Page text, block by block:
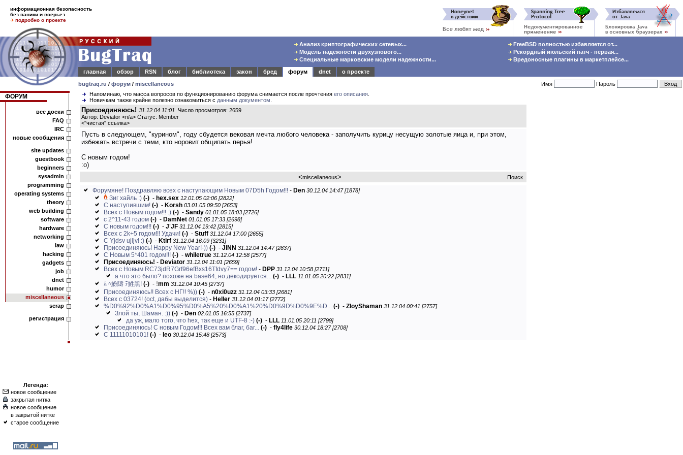
информационная безопасность
без паники и всерьез
подробно о проекте
Анализ криптографических сетевых...
Модель надежности двухузлового...
Специальные марковские модели надежности...
FreeBSD полностью избавляется от...
Рекордный июльский патч - первая...
Вредоносные плагины в маркетплейсе...
главная
обзор RSN блог библиотека закон бред форум dnet
о проекте
bugtraq.ru / форум / miscellaneous Имя Пароль
ФОРУМ
все доски
FAQ
IRC
новые сообщения
site updates
guestbook
beginners
sysadmin
programming
operating systems
theory
web building
software
hardware
networking
law
hacking
gadgets
job
dnet
humor
miscellaneous
scrap
регистрация
Легенда:
новое сообщение
закрытая нитка
новое сообщение
в закрытой нитке
старое сообщение
Напоминаю, что масса вопросов по функционированию форума снимается после прочтения его описания
Новичкам также крайне полезно ознакомиться с данным документом
Присоединяюсь! 31.12.04 11:01 Число просмотров: 2659
Автор: Deviator <n/a> Статус: Member
<"чистая" ссылка>
Пусть в следующем, "курином", году сбудется вековая мечта любого человека - заполучить курицу несущую золотые яица и, при этом,
избежать встречи с теми, кто норовит общипать перья!
С новым годом!
:о)
<miscellaneous> Поиск
Форумяне! Поздравляю всех с наступающим Новым 07D5h Годом!!! - Den 30.12.04 14:47 [1878]
Зиг хайль :) (-) - hex.sex 12.01.05 02:06 [2822]
С наступившим! (-) - Korsh 03.01.05 09:50 [2653]
Всех с Новым годом!!! :) (-) - Sandy 01.01.05 18:03 [2726]
с 2^11-43 годом (-) - DamNet 01.01.05 17:33 [2698]
С новым годом!!! (-) - J'JF 31.12.04 19:42 [2815]
Всех с 2k+5 годом!!! Удачи! (-) - Stuff 31.12.04 17:00 [2655]
C Yjdsv ujljv! :) (-) - Ktirf 31.12.04 16:09 [3231]
Присоединяюсь! Happy New Year!-)) (-) - JINN 31.12.04 14:47 [2837]
C Новым 5*401 годом!!! (-) - whiletrue 31.12.04 12:58 [2577]
Присоединяюсь! - Deviator 31.12.04 11:01 [2659]
Всех с Новым RC73jdR7Grf96efBxs16Tfdvy7== годом! - DPP 31.12.04 10:58 [2711]
а что это было? похоже на base64, но декодируется... (-) - LLL 11.01.05 20:22 [2831]
ﾑ ﾍ魵隯 ﾃ鮏黑! (-) - !mm 31.12.04 10:45 [2737]
Присоединяюсь!! Всех с НГ!! %)) (-) - n0xi0uzz 31.12.04 03:33 [2681]
Всех с 03724! (oct, дабы выделится) - Heller 31.12.04 01:17 [2772]
%D0%92%D0%A1%D0%95%D0%A5%20%D0%A1%20%D0%9D%D0%9E%D... (-) - ZloyShaman 31.12.04 00:41 [2757]
Злой ты, Шаман. :)) (-) - Den 02.01.05 16:55 [2737]
да уж, мало того, что hex, так еще и UTF-8 :-) (-) - LLL 11.01.05 20:11 [2799]
Присоединяюсь! С новым Годом!!! Всех вам благ, баг... (-) - fly4life 30.12.04 18:27 [2708]
C 11111010101! (-) - leo 30.12.04 15:48 [2573]